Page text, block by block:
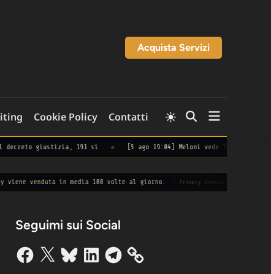
Acquista Servizi
Cookie Policy Contatti Switch
to
light
mode
OpenOpen
191 sì ◆ [5 ago 19:04] Meloni vede Tajani, Salvini e Lupi, punto
in media 100 volte al giorno. — Privacy International ◆
Seguimi sui Social
Facebook
X BlueskyLinkedInTelegram